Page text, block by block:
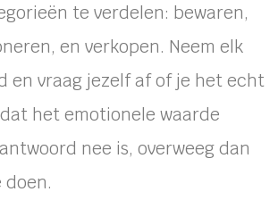
te verdelen: bewaren,
en verkopen. Neem elk
en vraag jezelf af of je het echt
het emotionele waarde
nee is, overweeg dan
doen.